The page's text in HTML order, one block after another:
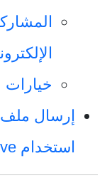
إرسال ملف
استخدام Google Drive